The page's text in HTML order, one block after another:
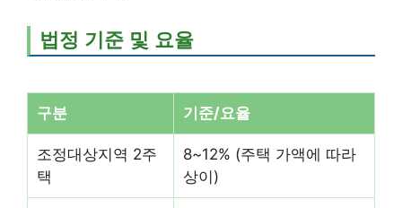
법정 기준 및 요율
구분 기준/요율
조정대상지역 2주
택
8~12% (주택 가액에 따라
상이)